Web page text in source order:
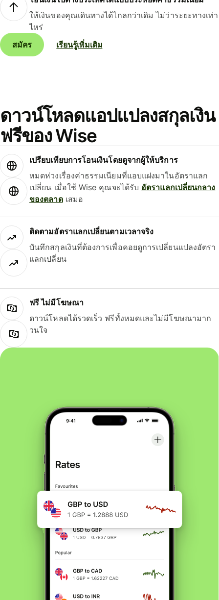
ให้เงินของคุณเดินทางได้ไกลกว่าเดิม ไม่ว่าระยะทางเท่า
ไหร่
สมัคร
เรียนรู้เพิ่มเติม
ดาวน์โหลดแอปแปลงสกุลเงิน
ฟรีของ Wise
เปรียบเทียบการโอนเงินโดยดูจากผู้ให้บริการ
หมดห่วงเรื่องค่าธรรมเนียมที่แอบแฝงมาในอัตราแลก
เปลี่ยน เมื่อใช้ Wise คุณจะได้รับ อัตราแลกเปลี่ยนกลาง
ของตลาดเสมอ
ติดตามอัตราแลกเปลี่ยนตามเวลาจริง
บันทึกสกุลเงินที่ต้องการเพื่อคอยดูการเปลี่ยนแปลงอัตรา
แลกเปลี่ยน
ฟรี ไม่มีโฆษณา
ดาวน์โหลดได้รวดเร็ว ฟรีทั้งหมดและไม่มีโฆษณามาก
วนใจ